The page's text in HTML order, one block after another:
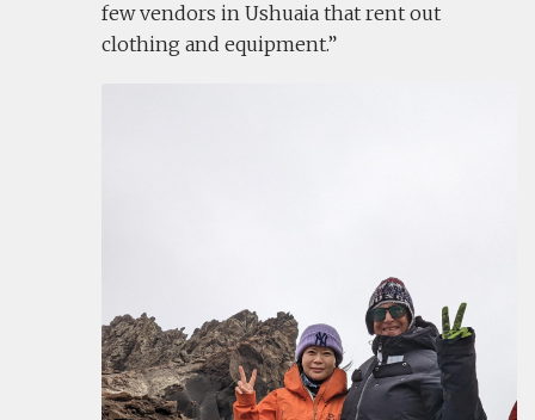
few vendors in Ushuaia that rent out
clothing and equipment.